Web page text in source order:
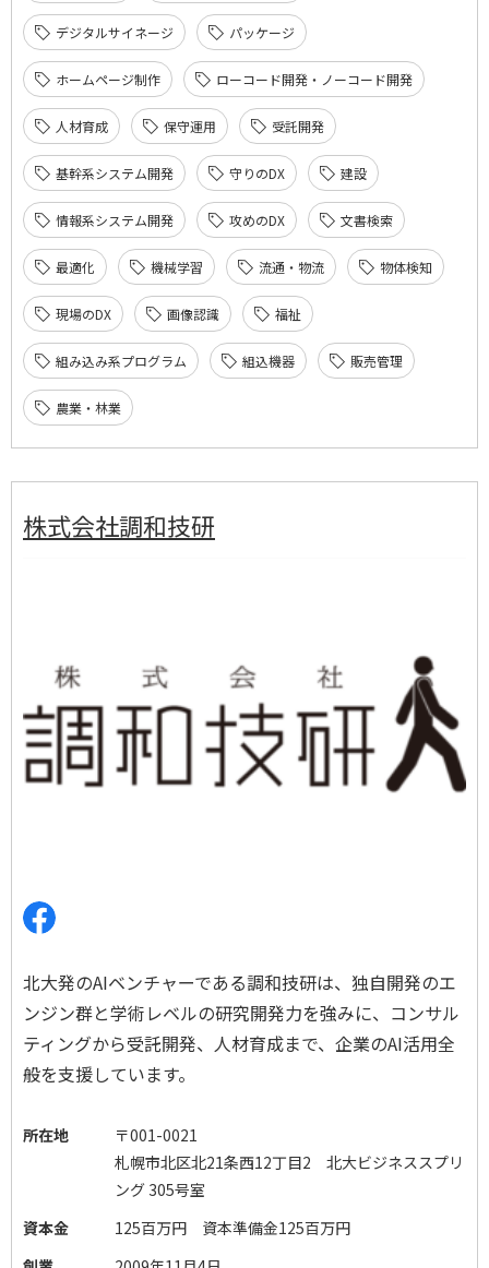
デジタルサイネージ パッケージ
ホームページ制作 ローコード開発・ノーコード開発
人材育成 保守運用 受託開発
基幹系システム開発 守りのDX 建設
情報系システム開発 攻めのDX 文書検索
最適化 機械学習 流通・物流 物体検知
現場のDX 画像認識 福祉
組み込み系プログラム 組込機器 販売管理
農業・林業
株式会社調和技研
北大発のAIベンチャーである調和技研は、独自開発のエ
ンジン群と学術レベルの研究開発力を強みに、コンサル
ティングから受託開発、人材育成まで、企業のAI活用全
般を支援しています。
所在地 〒001-0021
札幌市北区北21条西12丁目2 北大ビジネススプリ
ング 305号室
資本金
125百万円 資本準備金125百万円